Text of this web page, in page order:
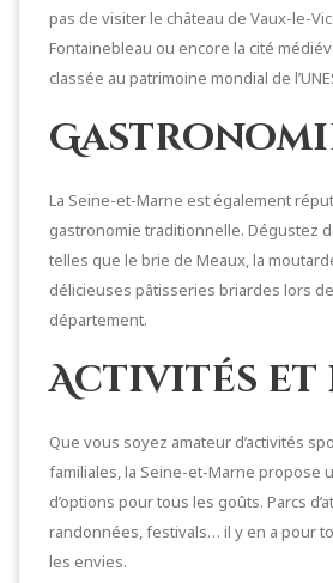
pas de visiter le château de Vaux-le-
Fontainebleau ou encore la cité
classée au patrimoine mondial de
La Seine-et-Marne est également
gastronomie traditionnelle. Dégustez
telles que le brie de Meaux, la
délicieuses pâtisseries briardes lors
département.
Activités et
Que vous soyez amateur d’activités
familiales, la Seine-et-Marne propose
d’options pour tous les goûts. Parcs
randonnées, festivals… il y en a pour
les envies.